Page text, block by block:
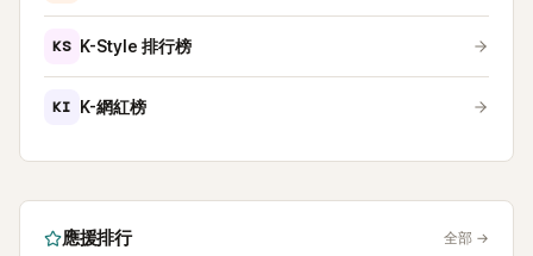
KS K-Style 排行榜
KI K-網紅榜
應援排行 全部 →